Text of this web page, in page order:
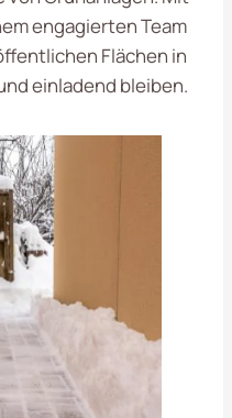
engagierten Team
Flächen in
einladend bleiben.